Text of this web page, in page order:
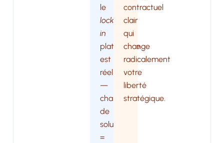
le
lock-
in
plateforme
est
réel
—
changer
de
solution
=
contractuel
clair
qui
change
radicalement
votre
liberté
stratégique.